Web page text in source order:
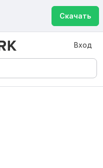
Скачать
Вход